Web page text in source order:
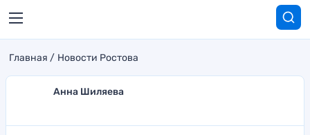
Главная Новости Ростова
Анна Шиляева